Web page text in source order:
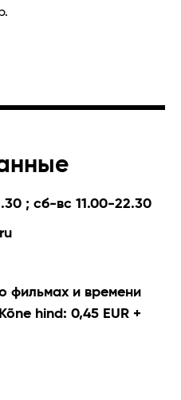
; сб-вс 11.00-22.30
фильмах и времени
hind: 0,45 EUR +